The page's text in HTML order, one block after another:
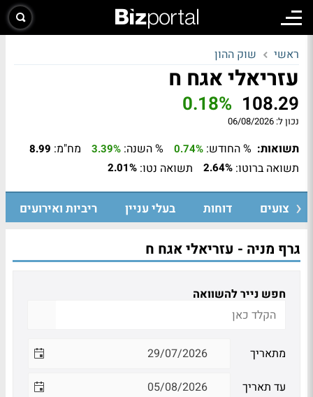
ראשי שוק ההון
עזריאלי אגח ח
108.29
0.18%
נכון ל: 06/08/2026
תשואות: % החודש: 0.74% % השנה: 3.39% מח"מ: 8.99
תשואה ברוטו: 2.64% תשואה נטו: 2.01%
ביצועים דוחות בעלי עניין ריביות ואירועים
גרף מניה - עזריאלי אגח ח
חפש נייר להשוואה
מתאריך
עד תאריך